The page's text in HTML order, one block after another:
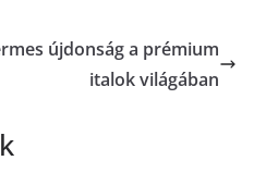
újdonság a prémium
italok világában